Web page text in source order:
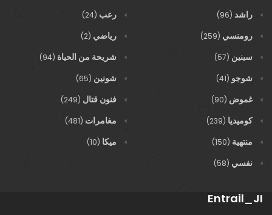
راشد (96) رعب (24)
رومنسي (259) رياضي (2)
سينين (57) شريحة من الحياة (94)
شوجو (41) شونين (65)
غموض (90) فنون قتال (249)
كوميديا (239) مغامرات (481)
منتهية (150) ميكا (10)
نفسي (58)
Entrail_JI